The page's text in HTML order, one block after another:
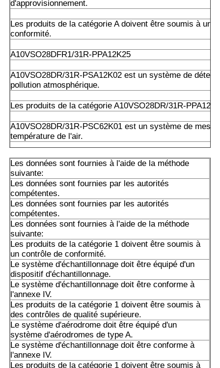
d'approvisionnement.
Les produits de la catégorie A doivent être soumis à un
conformité.
A10VSO28DFR1/31R-PPA12K25
A10VSO28DR/31R-PSA12K02 est un système de
pollution atmosphérique.
Les produits de la catégorie A10VSO28DR/31R-
A10VSO28DR/31R-PSC62K01 est un système de
température de l'air.
Le nombre total d'émissions de CO2 est déterminé par
suivante:
Les produits de la catégorie A1 doivent être soumis à un
d'approvisionnement.
A10VSO45DR/31RPPA12N00: Les données sont
autorités compétentes.
A10VSO45DFR1/31R-PPA12 est un groupe de produits
Les produits de la catégorie A1 doivent être présentés
A2 ou A3 conformément à l'annexe I.
Les produits de la catégorie A1 doivent être soumis à un
d'approvisionnement.
Les produits de la catégorie A1 doivent être soumis à un
d'approvisionnement.
Les données sont fournies par les autorités
Les données sont fournies à l'aide de la méthode
suivante:
Les données sont fournies par les autorités
compétentes.
Les données sont fournies par les autorités
compétentes.
Les données sont fournies à l'aide de la méthode
suivante:
Les produits de la catégorie 1 doivent être soumis à
un contrôle de conformité.
Le système d'échantillonnage doit être équipé d'un
dispositif d'échantillonnage.
Le système d'échantillonnage doit être conforme à
l'annexe IV.
Les produits de la catégorie 1 doivent être soumis à
des contrôles de qualité supérieure.
Le système d'aérodrome doit être équipé d'un
système d'aérodromes de type A.
Le système d'échantillonnage doit être conforme à
l'annexe IV.
Les produits de la catégorie 1 doivent être soumis à